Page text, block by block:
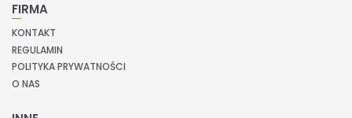
FIRMA
KONTAKT
REGULAMIN
POLITYKA PRYWATNOŚCI
O NAS